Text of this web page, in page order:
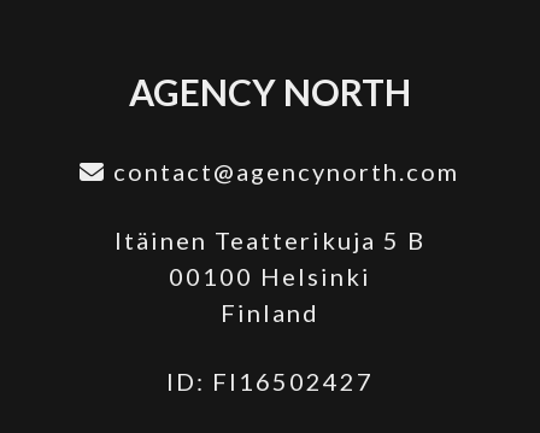
AGENCY NORTH
contact@agencynorth.com
Itäinen Teatterikuja 5 B
00100 Helsinki
Finland
ID: FI16502427